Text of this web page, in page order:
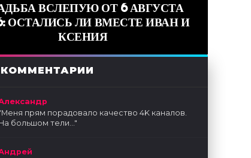
ВСЛЕПУЮ ОТ 6 АВГУСТА
ОСТАЛИСЬ ЛИ ВМЕСТЕ ИВАН И
КСЕНИЯ
КОММЕНТАРИИ
Меня прям порадовало качество 4K каналов.
большом тели..."